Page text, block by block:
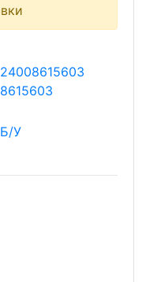
24008615603
8615603
Б/У